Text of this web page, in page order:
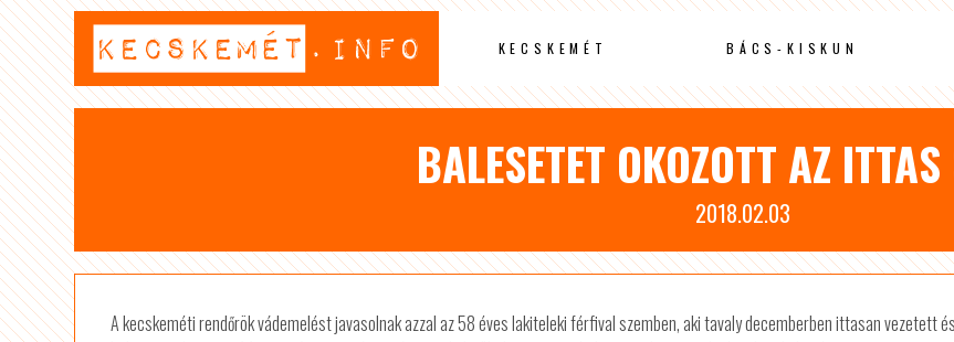
KECSKEMÉT BÁCS-KISKUN
BALESETET OKOZOTT AZ
2018.02.03
A kecskeméti rendőrök vádemelést javasolnak azzal az 58 éves lakiteleki férfival szemben, aki tavaly decemberben ittasan vezetett és